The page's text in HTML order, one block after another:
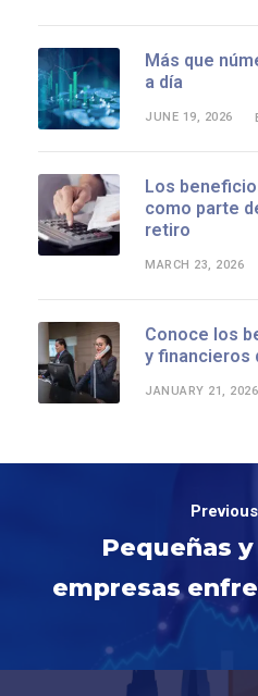
Más que
a día
JUNE 19, 2026
Los
como parte
retiro
MARCH 23, 2026
Conoce los
y financieros
JANUARY 21, 2026
Pequeñas
empresas